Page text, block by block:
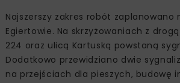
Najszerszy zakres robót zaplanowano
Egiertowie. Na skrzyżowaniach z
224 oraz ulicą Kartuską powstaną
Dodatkowo przewidziano dwie
na przejściach dla pieszych, budowę